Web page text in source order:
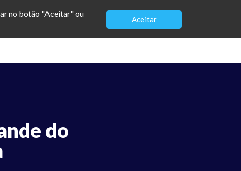
no botão "Aceitar" ou
Aceitar
Palestras Contato
do